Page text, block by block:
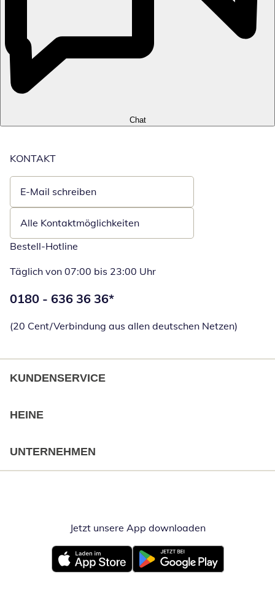
Chat
KONTAKT
E-Mail schreiben
Öffnet E-Mail-Client
Alle Kontaktmöglichkeiten
Bestell-Hotline
Täglich von 07:00 bis 23:00 Uhr
Telefonnummer:
0180 - 636 36 36*
(20 Cent/Verbindung aus allen deutschen Netzen)
KUNDENSERVICE
HEINE
UNTERNEHMEN
Jetzt unsere App downloadenÖffnet in
Öffnet in neuem FensterÖffnet in neuem Fenster